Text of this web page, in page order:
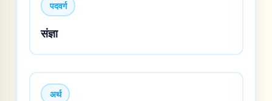
पदवर्ग
संज्ञा
अर्थ